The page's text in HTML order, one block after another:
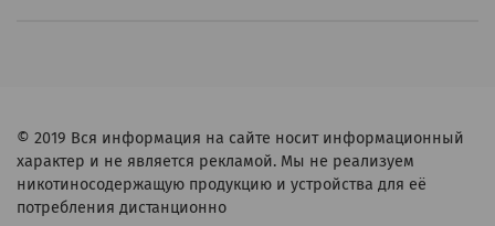
© 2019 Вся информация на сайте носит информационный
характер и не является рекламой. Мы не реализуем
никотиносодержащую продукцию и устройства для её
потребления дистанционно